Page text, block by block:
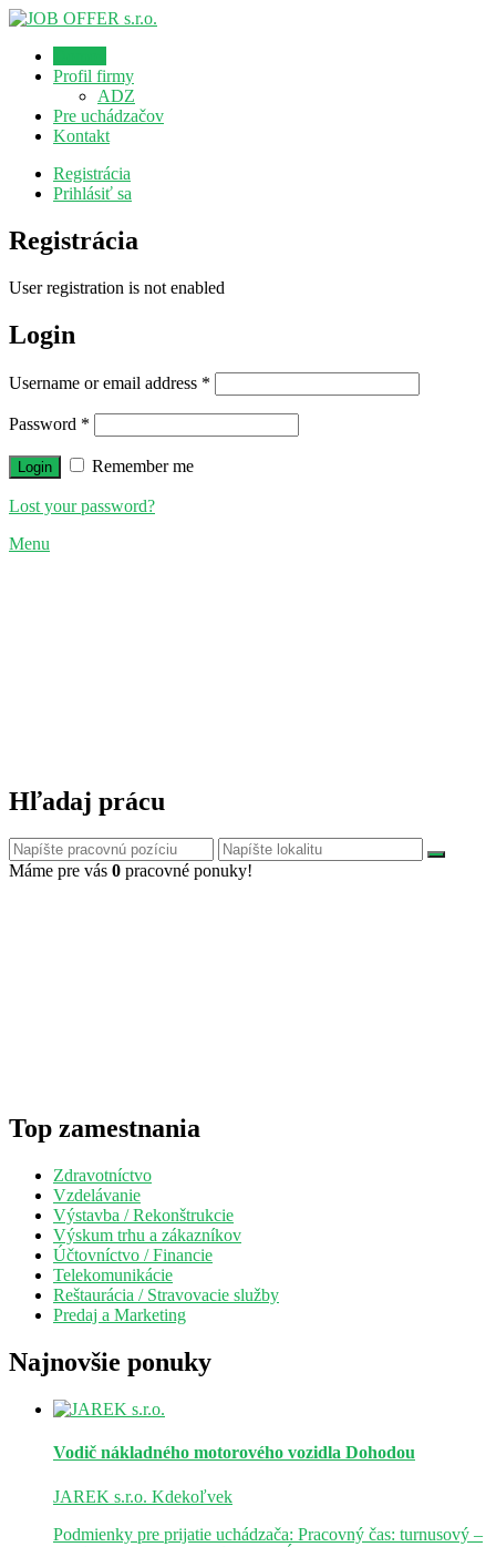
Profil firmy
ADZ
Pre uchádzačov
Kontakt
Registrácia
Prihlásiť sa
Registrácia
User registration is not enabled
Login
Username or email address *
Password *
Remember me
Lost your password?
Menu
Hľadaj prácu
Máme pre vás 0 pracovné ponuky!
Top zamestnania
Zdravotníctvo
Vzdelávanie
Výstavba / Rekonštrukcie
Výskum trhu a zákazníkov
Účtovníctvo / Financie
Telekomunikácie
Reštaurácia / Stravovacie služby
Predaj a Marketing
Najnovšie ponuky
Vodič nákladného motorového vozidla Dohodou
JAREK s.r.o. Kdekoľvek
Podmienky pre prijatie uchádzača: Pracovný čas: turnusový –